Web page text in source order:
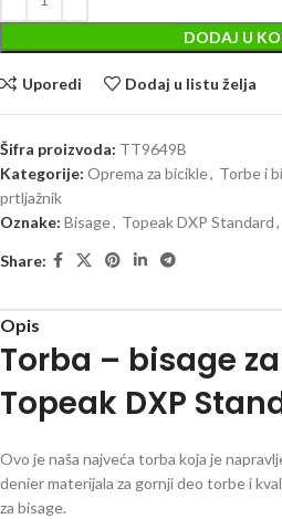
DODAJ U
Uporedi Dodaj u listu želja
Šifra proizvoda: TT9649B
Kategorije: Oprema za bicikle, Torbe i
prtljažnik
Oznake: Bisage, Topeak DXP Standard,
Share:
Opis
Torba – bisage
Topeak DXP
Ovo je naša najveća torba koja je
denier materijala za gornji deo torbe i
za bisage.